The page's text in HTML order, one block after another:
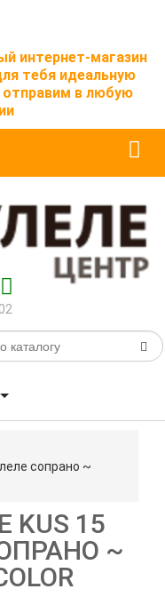
интернет-магазин
тебя идеальную
отправим в любую
сопрано ~
KUS 15
~